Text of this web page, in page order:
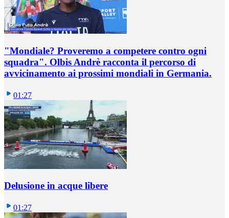
"Mondiale? Proveremo a competere contro ogni
squadra". Olbis Andrè racconta il percorso di
avvicinamento ai prossimi mondiali in Germania.
01:27
Delusione in acque libere
01:27